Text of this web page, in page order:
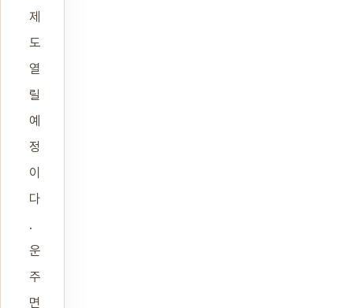
제
도
열
릴
예
정
이
다
.
운
주
면